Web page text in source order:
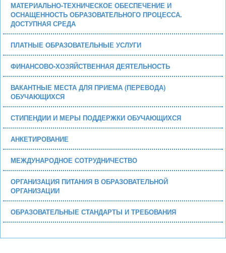
МАТЕРИАЛЬНО-ТЕХНИЧЕСКОЕ ОБЕСПЕЧЕНИЕ И
ОСНАЩЕННОСТЬ ОБРАЗОВАТЕЛЬНОГО ПРОЦЕССА.
ДОСТУПНАЯ СРЕДА
ПЛАТНЫЕ ОБРАЗОВАТЕЛЬНЫЕ УСЛУГИ
ФИНАНСОВО-ХОЗЯЙСТВЕННАЯ ДЕЯТЕЛЬНОСТЬ
ВАКАНТНЫЕ МЕСТА ДЛЯ ПРИЕМА (ПЕРЕВОДА)
ОБУЧАЮЩИХСЯ
СТИПЕНДИИ И МЕРЫ ПОДДЕРЖКИ ОБУЧАЮЩИХСЯ
АНКЕТИРОВАНИЕ
МЕЖДУНАРОДНОЕ СОТРУДНИЧЕСТВО
ОРГАНИЗАЦИЯ ПИТАНИЯ В ОБРАЗОВАТЕЛЬНОЙ
ОРГАНИЗАЦИИ
ОБРАЗОВАТЕЛЬНЫЕ СТАНДАРТЫ И ТРЕБОВАНИЯ